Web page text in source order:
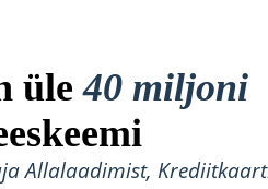
üle40 miljoni
Allalaadimist,